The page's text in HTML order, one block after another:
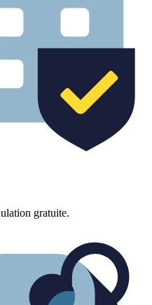
gratuite.